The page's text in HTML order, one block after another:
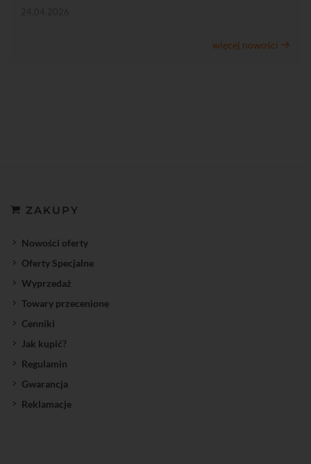
więcej nowości
ZAKUPY
Nowości oferty
Oferty Specjalne
Wyprzedaż
Towary przecenione
Cenniki
Jak kupić?
Regulamin
Gwarancja
Reklamacje